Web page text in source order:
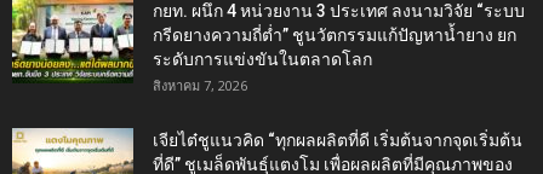
กยท. ผนึก 4 หน่วยงาน 3 ประเทศ ลงนามวิจัย “ระบบ
กรีดยางความถี่ต่ำ” ชูนวัตกรรมแก้ปัญหาน้ำยาง ยก
ระดับการแข่งขันในตลาดโลก
สิงหาคม 7, 2026
เจียไต๋ชูแนวคิด “ทุกผลผลิตที่ดี เริ่มต้นจากจุดเริ่มต้น
ที่ดี” ชูเมล็ดพันธุ์แตงโม เพื่อผลผลิตที่มีคุณภาพของ